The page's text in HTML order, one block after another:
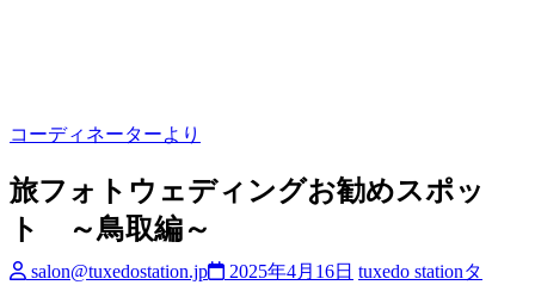
コーディネーターより
旅フォトウェディングお勧めスポッ
ト ～鳥取編～
salon@tuxedostation.jp 2025年4月16日 tuxedo stationタ